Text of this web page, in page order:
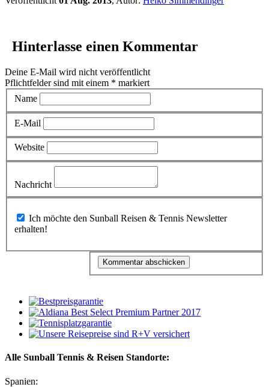
Hinterlasse einen Kommentar
Deine E-Mail wird nicht veröffentlicht
Pflichtfelder sind mit einem * markiert
Name
E-Mail
Website
Nachricht
erhalten!
Alle Sunball Tennis & Reisen Standorte:
Spanien: